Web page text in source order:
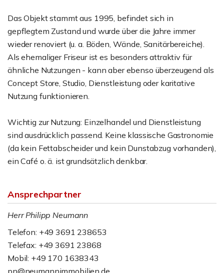
Das Objekt stammt aus 1995, befindet sich in
gepflegtem Zustand und wurde über die Jahre immer
wieder renoviert (u. a. Böden, Wände, Sanitärbereiche).
Als ehemaliger Friseur ist es besonders attraktiv für
ähnliche Nutzungen - kann aber ebenso überzeugend als
Concept Store, Studio, Dienstleistung oder karitative
Nutzung funktionieren.
Wichtig zur Nutzung: Einzelhandel und Dienstleistung
sind ausdrücklich passend. Keine klassische Gastronomie
(da kein Fettabscheider und kein Dunstabzug vorhanden),
ein Café o. ä. ist grundsätzlich denkbar.
Ansprechpartner
Herr Philipp Neumann
Telefon: +49 3691 238653
Telefax: +49 3691 23868
Mobil: +49 170 1638343
pn@neumannimmobilien.de